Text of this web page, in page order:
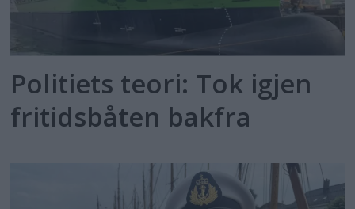
Politiets teori: Tok igjen
fritidsbåten bakfra